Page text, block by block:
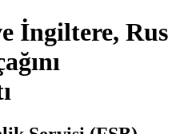
İngiltere, Rus